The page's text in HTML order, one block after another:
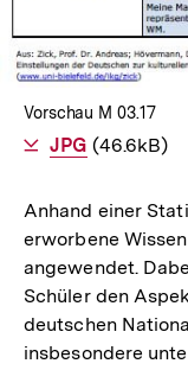
Vorschau M 03.17
Als
JPG (46.6kB)
Anhand einer
erworbene
angewendet.
Schüler den
deutschen
insbesondere